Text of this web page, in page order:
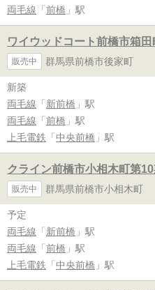
両毛線 「 前橋 」駅
ワイウッドコート前橋市箱田
販売中 群馬県前橋市後家町
新築
両毛線 「 新前橋 」駅
両毛線 「 前橋 」駅
上毛電鉄 「 中央前橋 」駅
クライン前橋市小相木町第10
販売中 群馬県前橋市小相木町
予定
両毛線 「 新前橋 」駅
両毛線 「 前橋 」駅
上毛電鉄 「 中央前橋 」駅